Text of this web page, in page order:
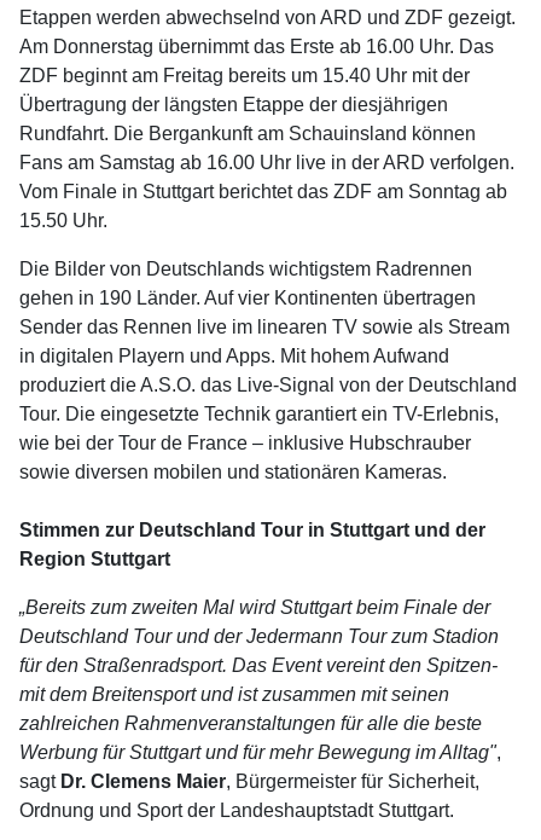
Etappen werden abwechselnd von ARD und ZDF gezeigt.
Am Donnerstag übernimmt das Erste ab 16.00 Uhr. Das
ZDF beginnt am Freitag bereits um 15.40 Uhr mit der
Übertragung der längsten Etappe der diesjährigen
Rundfahrt. Die Bergankunft am Schauinsland können
Fans am Samstag ab 16.00 Uhr live in der ARD verfolgen.
Vom Finale in Stuttgart berichtet das ZDF am Sonntag ab
15.50 Uhr.
Die Bilder von Deutschlands wichtigstem Radrennen
gehen in 190 Länder. Auf vier Kontinenten übertragen
Sender das Rennen live im linearen TV sowie als Stream
in digitalen Playern und Apps. Mit hohem Aufwand
produziert die A.S.O. das Live-Signal von der Deutschland
Tour. Die eingesetzte Technik garantiert ein TV-Erlebnis,
wie bei der Tour de France – inklusive Hubschrauber
sowie diversen mobilen und stationären Kameras.
Stimmen zur Deutschland Tour in Stuttgart und der
Region Stuttgart
„Bereits zum zweiten Mal wird Stuttgart beim Finale der
Deutschland Tour und der Jedermann Tour zum Stadion
für den Straßenradsport. Das Event vereint den Spitzen-
mit dem Breitensport und ist zusammen mit seinen
zahlreichen Rahmenveranstaltungen für alle die beste
Werbung für Stuttgart und für mehr Bewegung im Alltag",
sagt Dr. Clemens Maier, Bürgermeister für Sicherheit,
Ordnung und Sport der Landeshauptstadt Stuttgart.